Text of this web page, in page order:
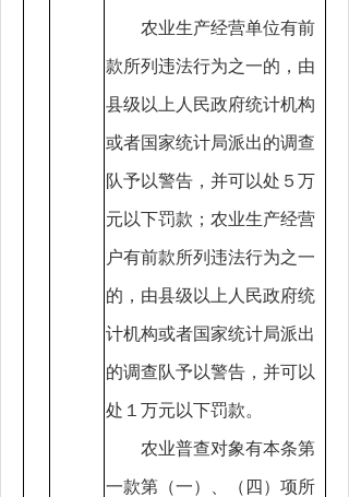
农业生产经营单位有前
款所列违法行为之一的，由
县级以上人民政府统计机构
或者国家统计局派出的调查
队予以警告，并可以处５万
元以下罚款；农业生产经营
户有前款所列违法行为之一
的，由县级以上人民政府统
计机构或者国家统计局派出
的调查队予以警告，并可以
处１万元以下罚款。
农业普查对象有本条第
一款第（一）、（四）项所